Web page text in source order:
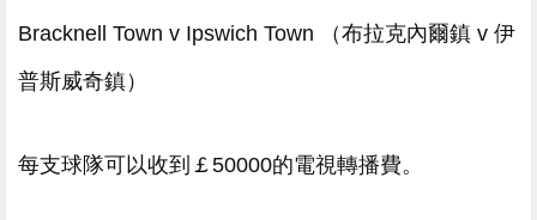
Bracknell Town v Ipswich Town （布拉克內爾鎮 v 伊
普斯威奇鎮）
每支球隊可以收到￡50000的電視轉播費。